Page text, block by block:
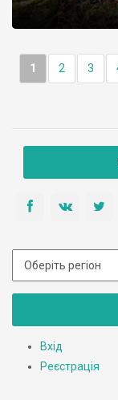
1 2 3
Вхід
Реєстрація